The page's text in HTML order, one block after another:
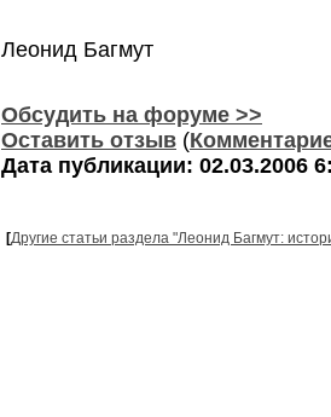
Леонид Багмут
Обсудить на форуме >>
Оставить отзыв (
Дата публикации: 02.03.2006
[Другие статьи раздела "Леонид Багмут: